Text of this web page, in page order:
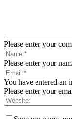
Please enter your
Please enter your
You have entered an
Please enter your